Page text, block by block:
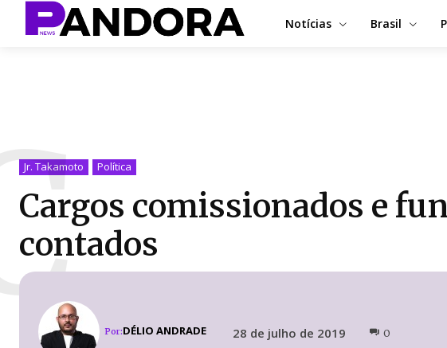
Notícias Brasil
Jr. Takamoto Política
Cargos comissionados e
contados
Por:DÉLIO ANDRADE 28 de julho de 2019 0